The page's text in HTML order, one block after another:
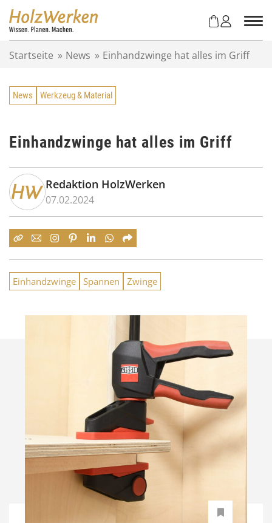
Startseite » News » Einhandzwinge hat alles im Griff
News Werkzeug & Material
Einhandzwinge hat alles im Griff
Redaktion HolzWerken
07.02.2024
Einhandzwinge Spannen Zwinge